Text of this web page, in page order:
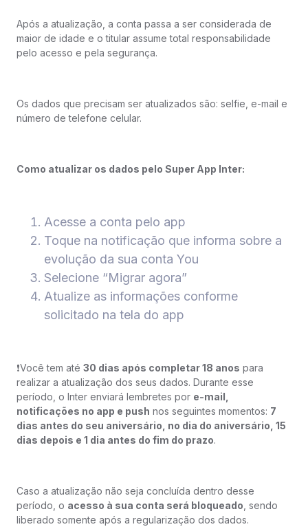
Após a atualização, a conta passa a ser considerada de
maior de idade e o titular assume total responsabilidade
pelo acesso e pela segurança.
Os dados que precisam ser atualizados são: selfie, e-mail e
número de telefone celular.
Como atualizar os dados pelo Super App Inter:
Acesse a conta pelo app
Toque na notificação que informa sobre a
evolução da sua conta You
Selecione “Migrar agora”
Atualize as informações conforme
solicitado na tela do app
❗️Você tem até 30 dias após completar 18 anos para
realizar a atualização dos seus dados. Durante esse
período, o Inter enviará lembretes por e-mail,
notificações no app e push nos seguintes momentos: 7
dias antes do seu aniversário, no dia do aniversário, 15
dias depois e 1 dia antes do fim do prazo.
Caso a atualização não seja concluída dentro desse
período, o acesso à sua conta será bloqueado , sendo
liberado somente após a regularização dos dados.